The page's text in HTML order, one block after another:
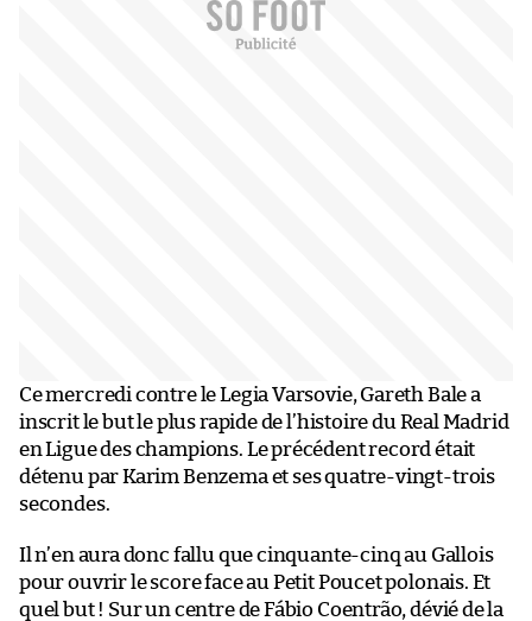
Ce mercredi contre le Legia Varsovie, Gareth Bale a
inscrit le but le plus rapide de l’histoire du Real Madrid
en Ligue des champions. Le précédent record était
détenu par Karim Benzema et ses quatre-vingt-trois
secondes.
Il n’en aura donc fallu que cinquante-cinq au Gallois
pour ouvrir le score face au Petit Poucet polonais. Et
quel but ! Sur un centre de Fábio Coentrão, dévié de la